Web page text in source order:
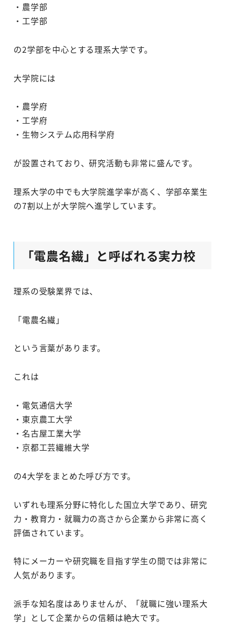
・農学部
・工学部
の2学部を中心とする理系大学です。
大学院には
・農学府
・工学府
・生物システム応用科学府
が設置されており、研究活動も非常に盛んです。
理系大学の中でも大学院進学率が高く、学部卒業生
の7割以上が大学院へ進学しています。
「電農名繊」と呼ばれる実力校
理系の受験業界では、
「電農名繊」
という言葉があります。
これは
・電気通信大学
・東京農工大学
・名古屋工業大学
・京都工芸繊維大学
の4大学をまとめた呼び方です。
いずれも理系分野に特化した国立大学であり、研究
力・教育力・就職力の高さから企業から非常に高く
評価されています。
特にメーカーや研究職を目指す学生の間では非常に
人気があります。
派手な知名度はありませんが、「就職に強い理系大
学」として企業からの信頼は絶大です。